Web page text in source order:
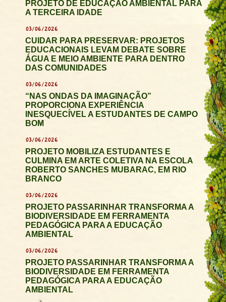
PROJETO DE EDUCAÇÃO AMBIENTAL PARA
A TERCEIRA IDADE
03/06/2026
CUIDAR PARA PRESERVAR: PROJETOS
EDUCACIONAIS LEVAM DEBATE SOBRE
ÁGUA E MEIO AMBIENTE PARA DENTRO
DAS COMUNIDADES
03/06/2026
“NAS ONDAS DA IMAGINAÇÃO”
PROPORCIONA EXPERIÊNCIA
INESQUECÍVEL A ESTUDANTES DE CAMPO
BOM
03/06/2026
PROJETO MOBILIZA ESTUDANTES E
CULMINA EM ARTE COLETIVA NA ESCOLA
ROBERTO SANCHES MUBARAC, EM RIO
BRANCO
03/06/2026
PROJETO PASSARINHAR TRANSFORMA A
BIODIVERSIDADE EM FERRAMENTA
PEDAGÓGICA PARA A EDUCAÇÃO
AMBIENTAL
03/06/2026
PROJETO PASSARINHAR TRANSFORMA A
BIODIVERSIDADE EM FERRAMENTA
PEDAGÓGICA PARA A EDUCAÇÃO
AMBIENTAL